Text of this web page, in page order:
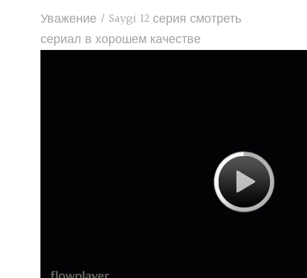
Уважение / Saygi 12 серия смотреть
сериал в хорошем качестве